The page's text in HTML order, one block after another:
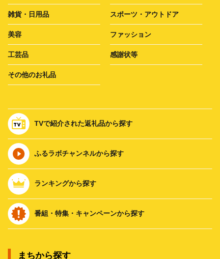
雑貨・日用品 スポーツ・アウトドア
美容 ファッション
工芸品 感謝状等
その他のお礼品
TVで紹介された返礼品から探す
ふるラボチャンネルから探す
ランキングから探す
番組・特集・キャンペーンから探す
まちから探す